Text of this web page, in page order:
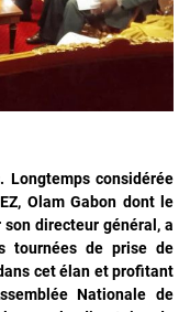
considérée
Olam Gabon dont le
directeur général, a
tournées de prise de
cet élan et profitant
Nationale de